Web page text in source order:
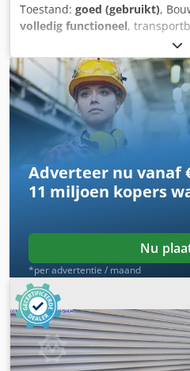
Toestand: goed (gebruikt),
volledig functioneel,
hoekbandtransporteur
machine/apparaat:
Dksdpfx Aiszrna Tofer Type:
Bouwjaar: 2015 met kunststof
60 cm x 150 cm (70 cm inloop)
Bandbreedte: 345 mm Afstand
Hoogte van de ribben: 30 mm
Adverteer nu vanaf
11 miljoen kopers
Nu
*per advertentie / maand